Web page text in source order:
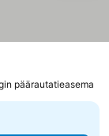
päärautatieasema